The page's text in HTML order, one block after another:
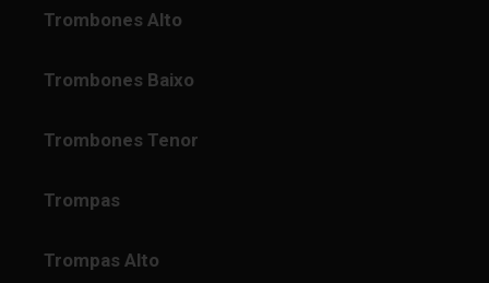
Trombones Alto
Trombones Baixo
Trombones Tenor
Trompas
Trompas Alto